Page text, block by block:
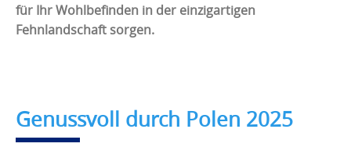
für Ihr Wohlbefinden in der einzigartigen
Fehnlandschaft sorgen.
Genussvoll durch Polen 2025